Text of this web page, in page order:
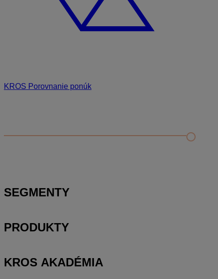
KROS Porovnanie ponúk
Nahratie a aktualizácia porovnávacieho rozpočtu
SEGMENTY
PRODUKTY
KROS AKADÉMIA